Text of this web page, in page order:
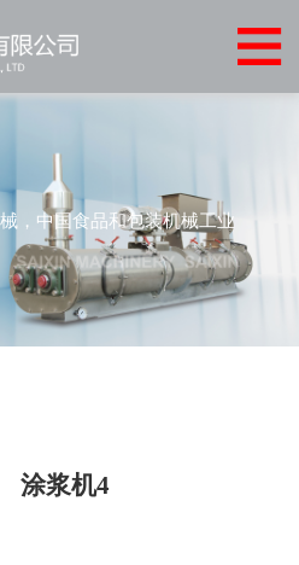
，中国食品和包装机械工业
涂浆机4